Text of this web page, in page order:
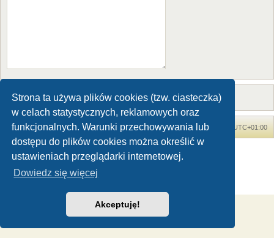
Strona ta używa plików cookies (tzw. ciasteczka)
w celach statystycznych, reklamowych oraz
funkcjonalnych. Warunki przechowywania lub
dostępu do plików cookies można określić w
ustawieniach przeglądarki internetowej.
Dowiedz się więcej
Akceptuję!
Forum Dinozaury.com Strona główna Strefa czasowa UTC+01:00
Technologię dostarczaphpBB® Forum Software © phpBB Limited
Polski pakiet językowy dostarcza